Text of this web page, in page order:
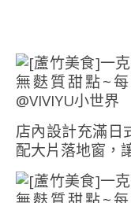
店內設計充滿日
配大片落地窗，